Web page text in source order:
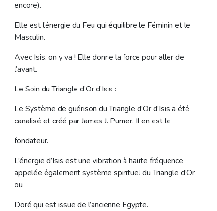
encore).
Elle est l’énergie du Feu qui équilibre le Féminin et le
Masculin.
Avec Isis, on y va ! Elle donne la force pour aller de
l’avant.
Le Soin du Triangle d’Or d’Isis :
Le Système de guérison du Triangle d’Or d’Isis a été
canalisé et créé par James J. Purner. Il en est le
fondateur.
L’énergie d’Isis est une vibration à haute fréquence
appelée également système spirituel du Triangle d’Or
ou
Doré qui est issue de l’ancienne Egypte.